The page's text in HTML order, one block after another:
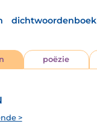
dichtwoordenboek
poëzie
>